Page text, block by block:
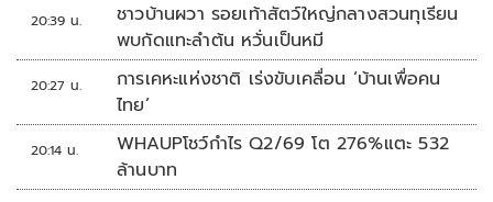
20:39 น.
ชาวบ้านผวา รอยเท้าสัตว์ใหญ่กลางสวนทุเรียน
พบกัดแทะลำต้น หวั่นเป็นหมี
20:27 น.
การเคหะแห่งชาติ เร่งขับเคลื่อน ‘บ้านเพื่อคน
ไทย’
20:14 น.
WHAUPโชว์กำไร Q2/69 โต 276%แตะ 532
ล้านบาท